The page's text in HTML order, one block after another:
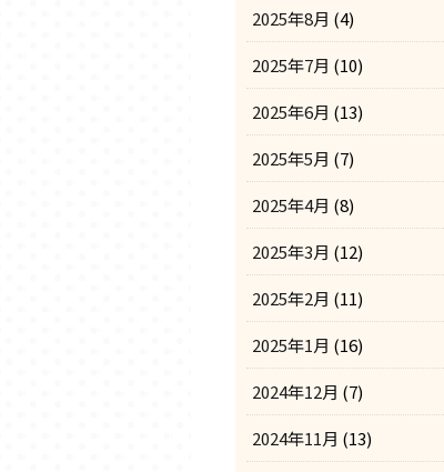
2025年8月 (4)
2025年7月 (10)
2025年6月 (13)
2025年5月 (7)
2025年4月 (8)
2025年3月 (12)
2025年2月 (11)
2025年1月 (16)
2024年12月 (7)
2024年11月 (13)